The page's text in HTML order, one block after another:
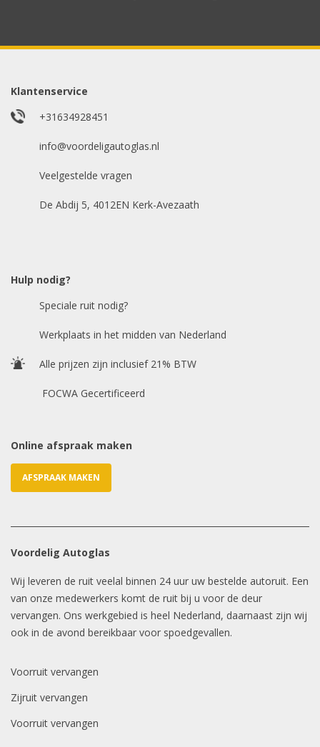
whatsappje met foto van de ruit en uw auto
Uw merk auto
Bouwjaar
E-mailadres *
Klantenservice
+31634928451
info@voordeligautoglas.nl
Veelgestelde vragen
De Abdij 5, 4012EN Kerk-Avezaath
Hulp nodig?
Speciale ruit nodig?
Werkplaats in het midden van Nederland
Alle prijzen zijn inclusief 21% BTW
FOCWA Gecertificeerd
Online afspraak maken
AFSPRAAK MAKEN
Voordelig Autoglas
Wij leveren de ruit veelal binnen 24 uur uw bestelde autoruit. Een
van onze medewerkers komt de ruit bij u voor de deur
vervangen. Ons werkgebied is heel Nederland, daarnaast zijn wij
ook in de avond bereikbaar voor spoedgevallen.
Voorruit vervangen
Zijruit vervangen
Voorruit vervangen